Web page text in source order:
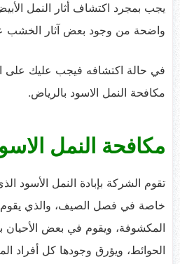
يجب بمجرد اكتشاف أثار النمل
واضحة من وجود بعض آثار الخشب
في حالة اكتشافه فيجب عليك على
مكافحة النمل الاسود بالرياض.
مكافحة النمل
تقوم الشركة بإبادة النمل الأسود
خاصة في فصل الصيف، والذي يقوم
المكشوفة، ويقوم في بعض الأحيان
الحوائط، ويؤرق وجودها كل أفراد